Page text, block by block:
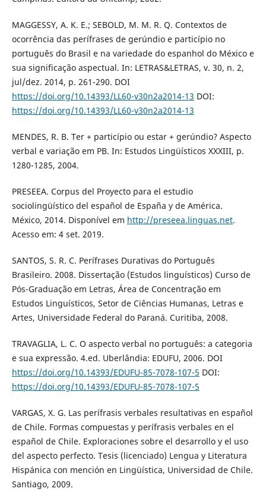
MAGGESSY, A. K. E.; SEBOLD, M. M. R. Q. Contextos de
ocorrência das perífrases de gerúndio e particípio no
português do Brasil e na variedade do espanhol do México e
sua significação aspectual. In: LETRAS&LETRAS, v. 30, n. 2,
jul/dez. 2014, p. 261-290. DOI
https://doi.org/10.14393/LL60-v30n2a2014-13 DOI:
https://doi.org/10.14393/LL60-v30n2a2014-13
MENDES, R. B. Ter + particípio ou estar + gerúndio? Aspecto
verbal e variação em PB. In: Estudos Lingüísticos XXXIII, p.
1280-1285, 2004.
PRESEEA. Corpus del Proyecto para el estudio
sociolingüístico del español de España y de América.
México, 2014. Disponível em http://preseea.linguas.net.
Acesso em: 4 set. 2019.
SANTOS, S. R. C. Perífrases Durativas do Português
Brasileiro. 2008. Dissertação (Estudos linguísticos) Curso de
Pós-Graduação em Letras, Área de Concentração em
Estudos Linguísticos, Setor de Ciências Humanas, Letras e
Artes, Universidade Federal do Paraná. Curitiba, 2008.
TRAVAGLIA, L. C. O aspecto verbal no português: a categoria
e sua expressão. 4.ed. Uberlândia: EDUFU, 2006. DOI
https://doi.org/10.14393/EDUFU-85-7078-107-5 DOI:
https://doi.org/10.14393/EDUFU-85-7078-107-5
VARGAS, X. G. Las perífrasis verbales resultativas en español
de Chile. Formas compuestas y perífrasis verbales en el
español de Chile. Exploraciones sobre el desarrollo y el uso
del aspecto perfecto. Tesis (licenciado) Lengua y Literatura
Hispánica con mención en Lingüística, Universidad de Chile.
Santiago, 2009.